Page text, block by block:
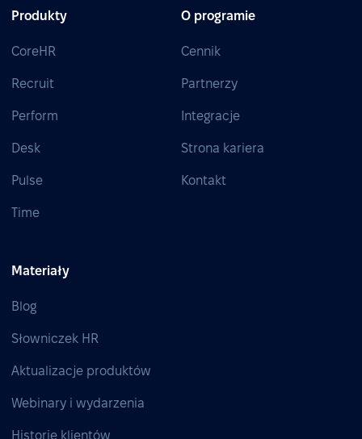
Produkty
CoreHR
Recruit
Perform
Desk
Pulse
Time
O programie
Cennik
Partnerzy
Integracje
Strona kariera
Kontakt
Materiały
Blog
Słowniczek HR
Aktualizacje produktów
Webinary i wydarzenia
Historie klientów